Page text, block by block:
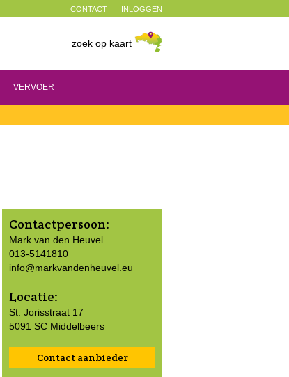
INLOGGEN
CONTACT
zoek op kaart
VERVOER
Contactpersoon:
Mark van den Heuvel
013-5141810
info@markvandenheuvel.eu
Locatie:
St. Jorisstraat 17
5091 SC Middelbeers
Contact aanbieder